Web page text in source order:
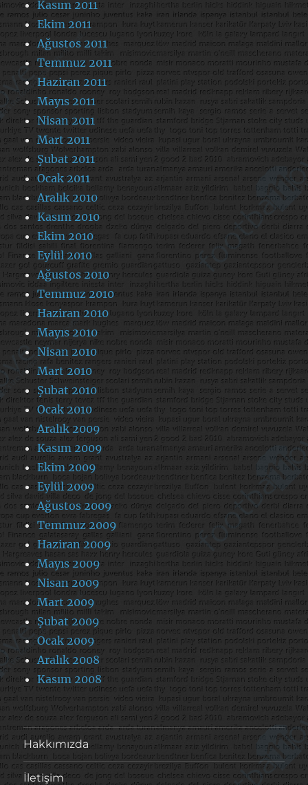
Kasım 2011
Ekim 2011
Ağustos 2011
Temmuz 2011
Haziran 2011
Mayıs 2011
Nisan 2011
Mart 2011
Şubat 2011
Ocak 2011
Aralık 2010
Kasım 2010
Ekim 2010
Eylül 2010
Ağustos 2010
Temmuz 2010
Haziran 2010
Mayıs 2010
Nisan 2010
Mart 2010
Şubat 2010
Ocak 2010
Aralık 2009
Kasım 2009
Ekim 2009
Eylül 2009
Ağustos 2009
Temmuz 2009
Haziran 2009
Mayıs 2009
Nisan 2009
Mart 2009
Şubat 2009
Ocak 2009
Aralık 2008
Kasım 2008
Hakkımızda
İletişim